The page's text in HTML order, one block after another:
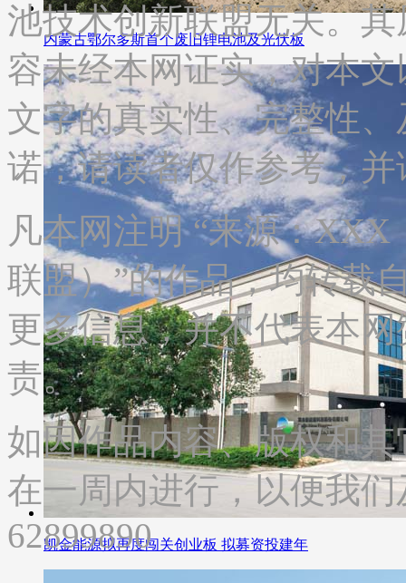
内蒙古鄂尔多斯首个废旧锂电池及光伏板
凯金能源拟再度闯关创业板 拟募资投建年
池技术创新联盟无关。
容未经本网证实，对本
文字的真实性、完整性
诺，请读者仅作参考，
凡本网注明 “来源：
联盟）”的作品，均转载
更多信息，并不代表本
责。
如因作品内容、版权和
在一周内进行，以便我
62899890